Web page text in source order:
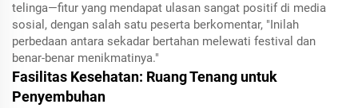
telinga—fitur yang mendapat ulasan sangat positif di media
sosial, dengan salah satu peserta berkomentar, "Inilah
perbedaan antara sekadar bertahan melewati festival dan
benar-benar menikmatinya."
Fasilitas Kesehatan: Ruang Tenang untuk
Penyembuhan